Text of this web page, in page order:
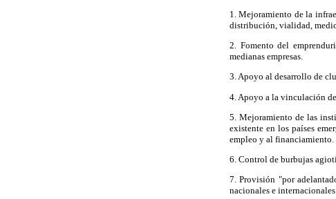
1. Mejoramiento de la
distribución, vialidad,
2. Fomento del
medianas empresas.
3. Apoyo al desarrollo de
4. Apoyo a la vinculación de
5. Mejoramiento de las
existente en los países
empleo y al financiamiento.
6. Control de burbujas
7. Provisión "por
nacionales e